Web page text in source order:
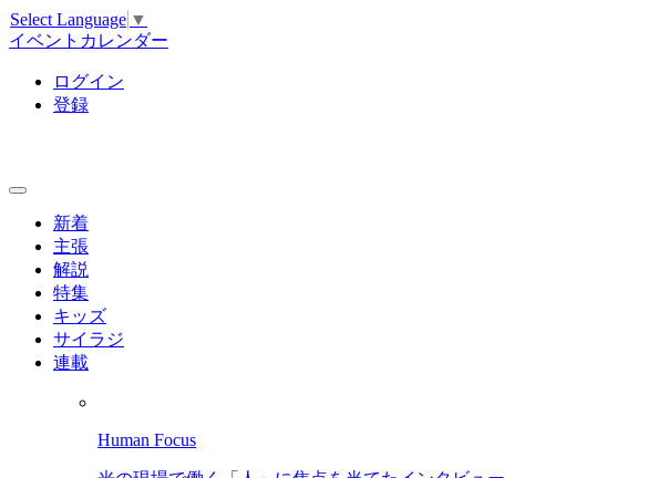
Select Language ▼
イベントカレンダー
ログイン
登録
新着
主張
解説
特集
キッズ
サイラジ
連載
Human Focus